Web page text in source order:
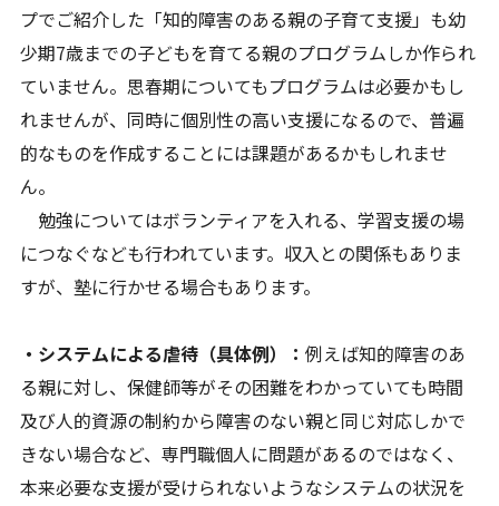
プでご紹介した「知的障害のある親の子育て支援」も幼
少期7歳までの子どもを育てる親のプログラムしか作られ
ていません。思春期についてもプログラムは必要かもし
れませんが、同時に個別性の高い支援になるので、普遍
的なものを作成することには課題があるかもしれませ
ん。
勉強についてはボランティアを入れる、学習支援の場
につなぐなども行われています。収入との関係もありま
すが、塾に行かせる場合もあります。
・システムによる虐待（具体例）： 例えば知的障害のあ
る親に対し、保健師等がその困難をわかっていても時間
及び人的資源の制約から障害のない親と同じ対応しかで
きない場合など、専門職個人に問題があるのではなく、
本来必要な支援が受けられないようなシステムの状況を